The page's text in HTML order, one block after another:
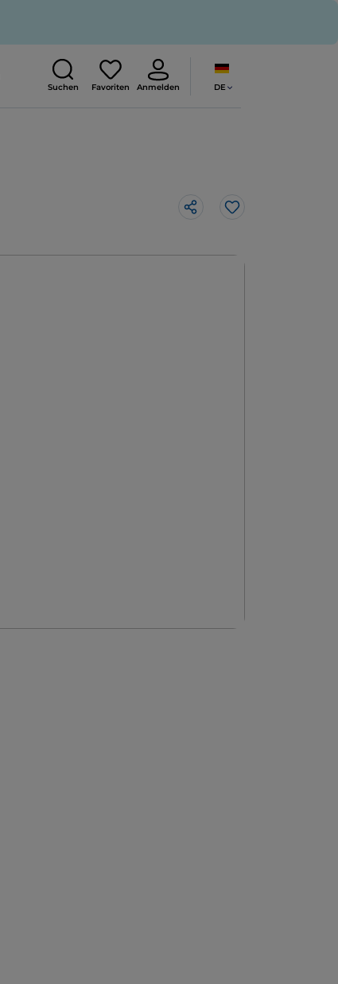
Suchen Favoriten Anmelden DE
Like